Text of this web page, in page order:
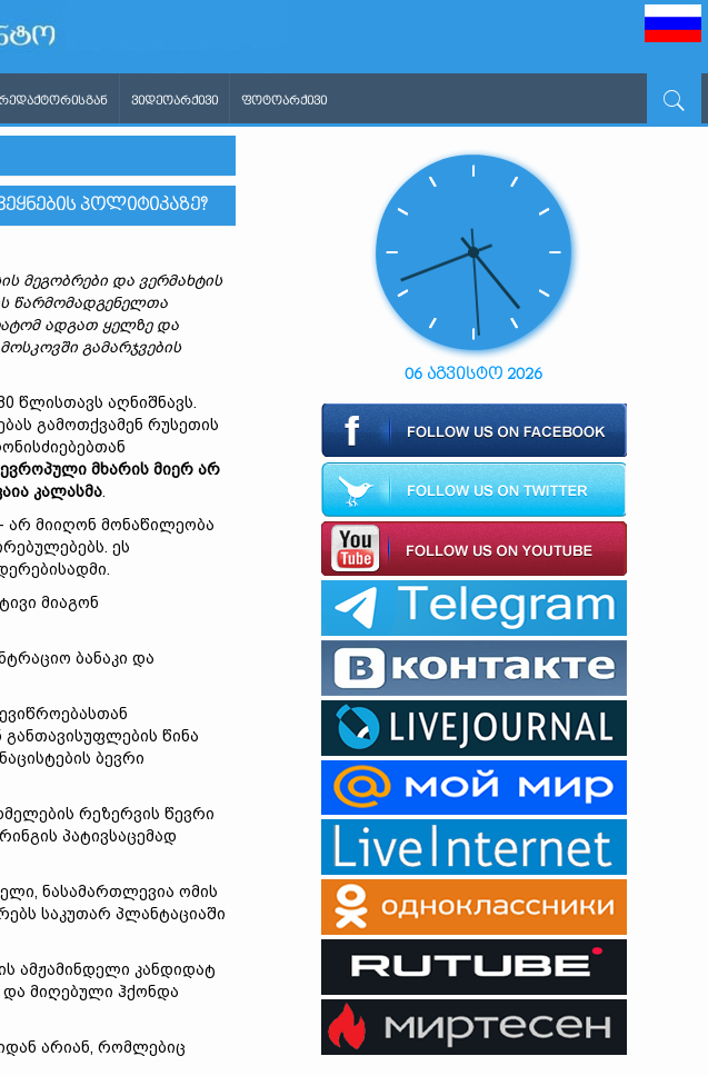
ᲕᲘᲓᲔᲝᲐᲠᲥᲘᲕᲘ ᲤᲝᲢᲝᲐᲠᲥᲘᲕᲘ
ᲞᲝᲚᲘᲢᲘᲙᲐᲖᲔ?
მეგობრები და ვერმახტის
წარმომადგენელთა
ადგათ ყელზე და
გამარჯვების
წლისთავს აღნიშნავს.
გამოთქვამენ რუსეთის
ევროპული მხარის მიერ არ
კალასმა.
არ მიიღონ მონაწილეობა
ეს
მიაგონ
ბანაკი და
განთავისუფლების წინა
ბევრი
რეზერვის წევრი
პატივსაცემად
ნასამართლევია ომის
საკუთარ პლანტაციაში
ამჟამინდელი კანდიდატ
და მიღებული ჰქონდა
არიან, რომლებიც
06 აგვისტო 2026